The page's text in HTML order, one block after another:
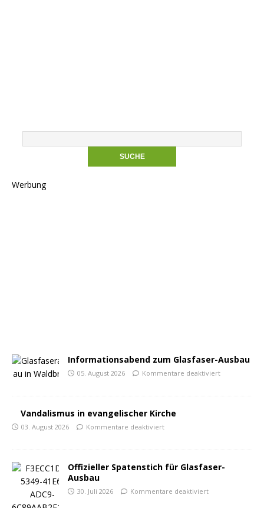
Werbung
Informationsabend zum Glasfaser-Ausbau
05. August 2026 Kommentare deaktiviert
Vandalismus in evangelischer Kirche
03. August 2026 Kommentare deaktiviert
Offizieller Spatenstich für Glasfaser-
Ausbau
30. Juli 2026 Kommentare deaktiviert